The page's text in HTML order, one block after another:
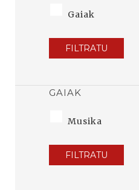
Gaiak
FILTRATU
GAIAK
Musika
FILTRATU